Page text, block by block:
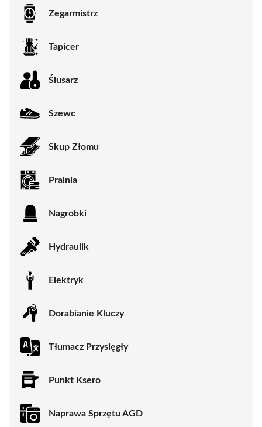
Zegarmistrz
Tapicer
Ślusarz
Szewc
Skup Złomu
Pralnia
Nagrobki
Hydraulik
Elektryk
Dorabianie Kluczy
Tłumacz Przysięgły
Punkt Ksero
Naprawa Sprzętu AGD